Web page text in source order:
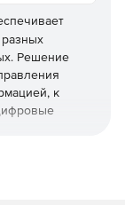
Решение
к